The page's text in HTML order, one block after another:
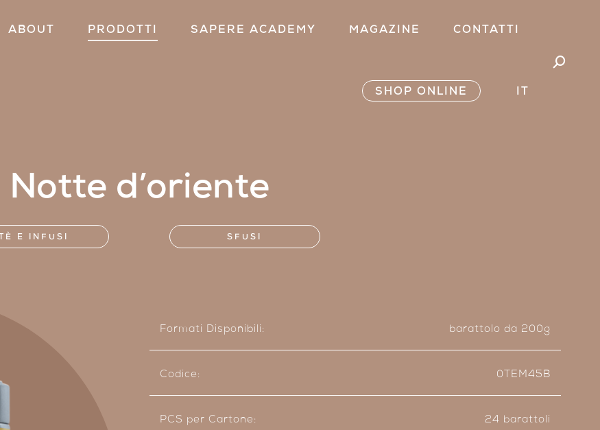
ABOUT PRODOTTI SAPERE ACADEMY MAGAZINE CONTATTI
SHOP ONLINE IT
Cerca:
Notte d’oriente
TÈ E INFUSI SFUSI
Formati Disponibili: barattolo da 200g
Codice: 0TEM45B
PCS per Cartone: 24 barattoli